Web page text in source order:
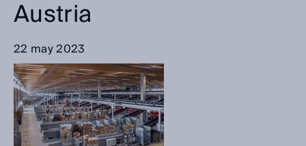
Austria
22 may 2023